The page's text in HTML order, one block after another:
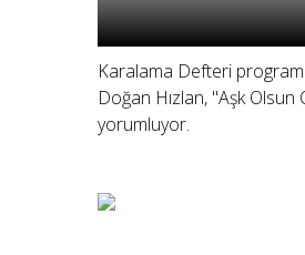
Karalama Defteri
Doğan Hızlan, "Aşk Olsun
yorumluyor.